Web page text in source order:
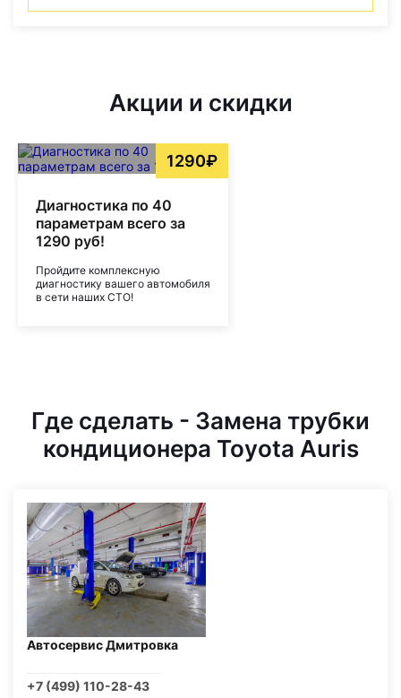
Акции и скидки
1290₽
Диагностика по 40
параметрам всего за
1290 руб!
Пройдите комплексную
диагностику вашего автомобиля
в сети наших СТО!
Где сделать - Замена трубки
кондиционера Toyota Auris
Автосервис Дмитровка
+7 (499) 110-28-43